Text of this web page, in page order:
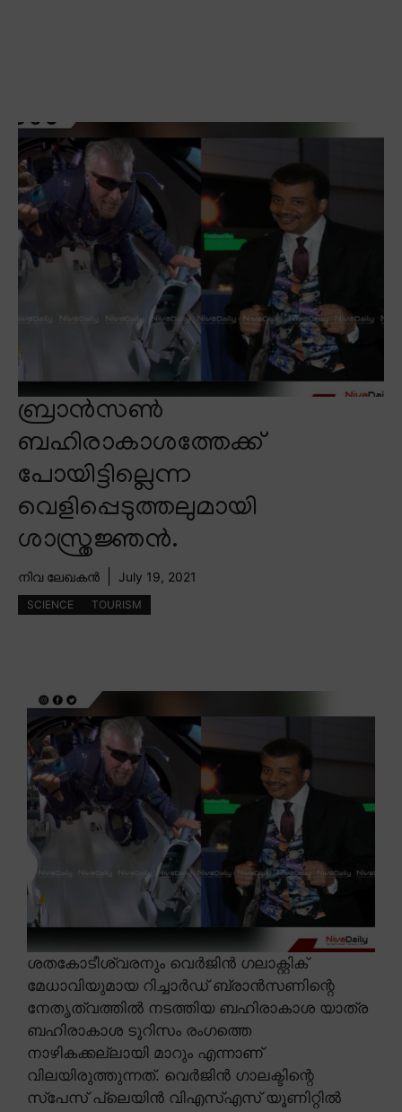
ബ്രാൻസൺ
ബഹിരാകാശത്തേക്ക്
പോയിട്ടില്ലെന്ന
വെളിപ്പെടുത്തലുമായി
ശാസ്ത്രജ്ഞൻ.
നിവ ലേഖകൻ July 19, 2021
SCIENCE TOURISM
ശതകോടീശ്വരനും വെർജിൻ ഗലാക്റ്റിക്
മേധാവിയുമായ റിച്ചാർഡ് ബ്രാൻസണിന്റെ
നേതൃത്വത്തിൽ നടത്തിയ ബഹിരാകാശ യാത്ര
ബഹിരാകാശ ടൂറിസം രംഗത്തെ
നാഴികക്കല്ലായി മാറും എന്നാണ്
വിലയിരുത്തുന്നത്. വെർജിൻ ഗാലക്ടിന്റെ
സ്പേസ് പ്ലെയിൻ വിഎസ്എസ് യൂണിറ്റിൽ